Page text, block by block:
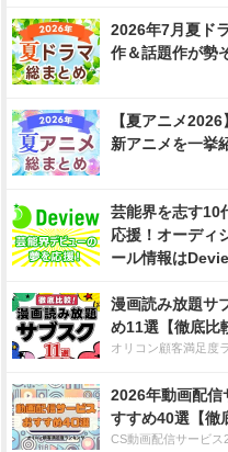
2026年7月夏ド
作＆話題作が勢
【夏アニメ
新アニメを一挙
芸能界を志す10
応援！オーディ
ール情報は
漫画読み放題サ
め11選【徹底比
オリコン顧客満足度
2026年動画配信
すすめ40選【徹
CS動画配信サービス